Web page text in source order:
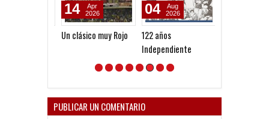
Un clásico muy Rojo
14
Apr
2026
122 años
Independiente
04
Aug
2026
PUBLICAR UN COMENTARIO